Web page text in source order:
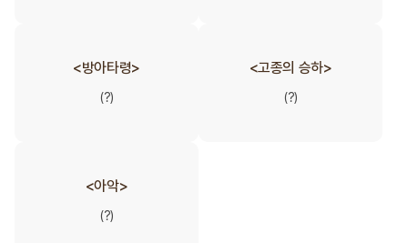
<방아타령>
(?)
<고종의 승하>
(?)
<아악>
(?)